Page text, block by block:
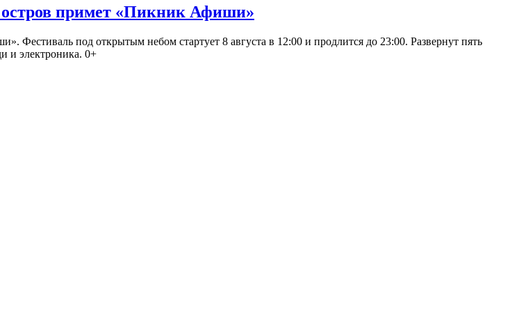
примет «Пикник Афиши»
под открытым небом стартует 8 августа в 12:00 и продлится до 23:00. Развернут пять
и электроника. 0+